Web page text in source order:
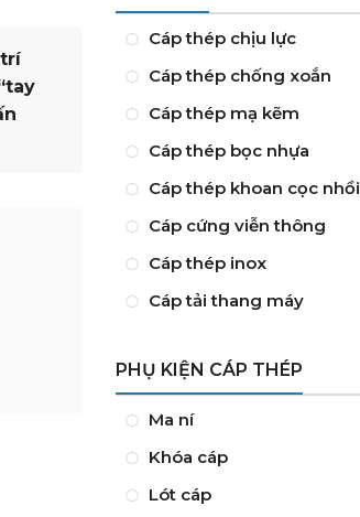
Cáp thép chịu lực
Cáp thép chống xoắn
Cáp thép mạ kẽm
Cáp thép bọc nhựa
Cáp thép khoan cọc nhồi
Cáp cứng viễn thông
Cáp thép inox
Cáp tải thang máy
PHỤ KIỆN CÁP THÉP
Ma ní
Khóa cáp
Lót cáp